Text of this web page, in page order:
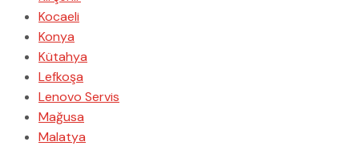
Kocaeli
Konya
Kütahya
Lefkoşa
Lenovo Servis
Mağusa
Malatya